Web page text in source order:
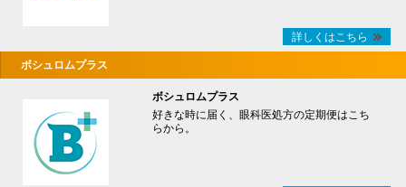
詳しくはこちら
ボシュロムプラス
ボシュロムプラス
好きな時に届く、眼科医処方の定期便はこち
らから。